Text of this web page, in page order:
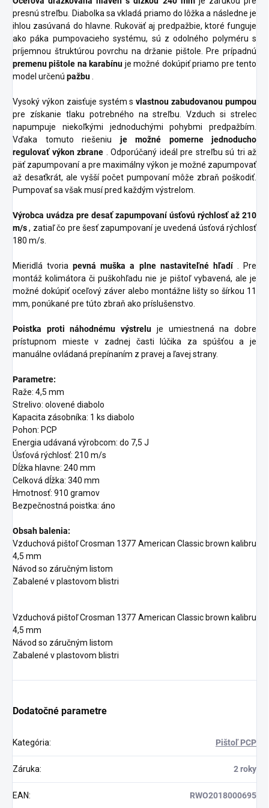
presnú streľbu. Diabolka sa vkladá priamo do lôžka a následne je
ihlou zasúvaná do hlavne. Rukoväť aj predpažbie, ktoré funguje
ako páka pumpovacieho systému, sú z odolného polyméru s
príjemnou štruktúrou povrchu na držanie pištole. Pre prípadnú
premenu pištole na karabínu je možné dokúpiť priamo pre tento
model určenú pažbu
Vysoký výkon zaisťuje systém svlastnou zabudovanou pumpou
pre získanie tlaku potrebného na streľbu. Vzduch si strelec
napumpuje niekoľkými jednoduchými pohybmi predpažbím.
Vďaka tomuto riešeniu je možné pomerne jednoducho
regulovať výkon zbrane . Odporúčaný ideál pre streľbu sú tri až
päť zapumpovaní a pre maximálny výkon je možné zapumpovať
až desaťkrát, ale vyšší počet pumpovaní môže zbraň poškodiť.
Pumpovať sa však musí pred každým výstrelom.
Výrobca uvádza pre desať zapumpovaní úsťovú rýchlosť až 210
m/s, zatiaľ čo pre šesť zapumpovaní je uvedená úsťová rýchlosť
180 m/s.
Mieridlá tvoriapevná muška a plne nastaviteľné hľadí. Pre
montáž kolimátora či puškohľadu nie je pištoľ vybavená, ale je
možné dokúpiť oceľový záver alebo montážne lišty so šírkou 11
mm, ponúkané pre túto zbraň ako príslušenstvo.
Poistka proti náhodnému výstrelu je umiestnená na dobre
prístupnom mieste v zadnej časti lúčika za spúšťou a je
manuálne ovládaná prepínaním z pravej a ľavej strany.
Parametre:
Raže: 4,5 mm
Strelivo: olovené diabolo
Kapacita zásobníka: 1 ks diabolo
Pohon: PCP
Energia udávaná výrobcom: do 7,5 J
Úsťová rýchlosť: 210 m/s
Dĺžka hlavne: 240 mm
Celková dĺžka: 340 mm
Hmotnosť: 910 gramov
Bezpečnostná poistka: áno
Obsah balenia:
Vzduchová pištoľ Crosman 1377 American Classic brown kalibru
4,5 mm
Návod so záručným listom
Zabalené v plastovom blistri
Vzduchová pištoľ Crosman 1377 American Classic brown kalibru
4,5 mm
Návod so záručným listom
Zabalené v plastovom blistri
Dodatočné parametre
Kategória: Pištoľ PCP
Záruka: 2 roky
EAN: RWO2018000695
Odoslať